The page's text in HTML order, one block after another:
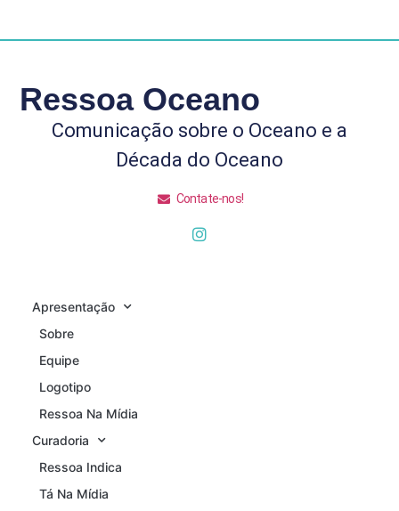
Ressoa Oceano
Comunicação sobre o Oceano e a
Década do Oceano
Contate-nos!
Apresentação
Sobre
Equipe
Logotipo
Ressoa Na Mídia
Curadoria
Ressoa Indica
Tá Na Mídia